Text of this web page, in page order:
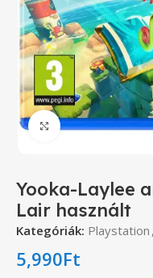
Click to enlarge
Yooka-Laylee
Lair használt
Kategóriák: Playstation ,
5,990Ft